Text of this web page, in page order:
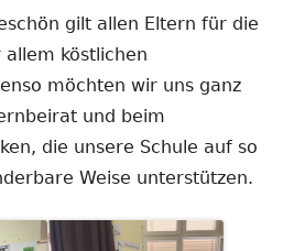
gilt allen Eltern für die
köstlichen
möchten wir uns ganz
und beim
die unsere Schule auf so
Weise unterstützen.